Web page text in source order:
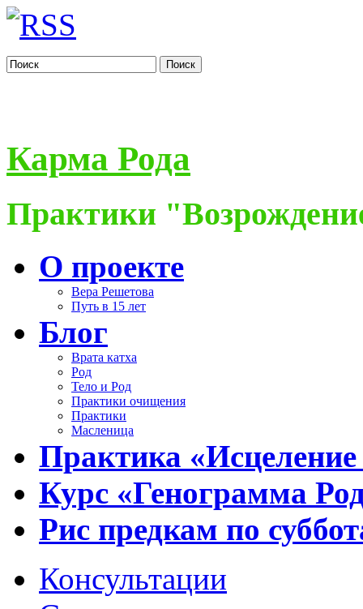
Поиск
Карма Рода
Практики
О проекте
Вера Решетова
Путь в 15 лет
Блог
Врата катха
Род
Тело и Род
Практики очищения
Практики
Масленица
Практика
Курс «Генограмма
Рис предкам по
Консультации